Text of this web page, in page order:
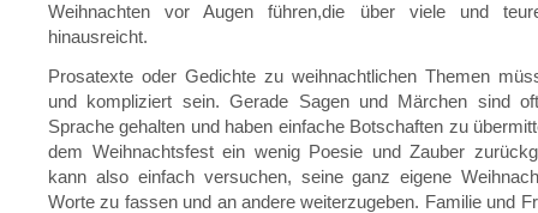
Weihnachten vor Augen führen,die über viele und
hinausreicht.
Prosatexte oder Gedichte zu weihnachtlichen Themen
und kompliziert sein. Gerade Sagen und Märchen sind
Sprache gehalten und haben einfache Botschaften zu
dem Weihnachtsfest ein wenig Poesie und Zauber
kann also einfach versuchen, seine ganz eigene
Worte zu fassen und an andere weiterzugeben. Familie und